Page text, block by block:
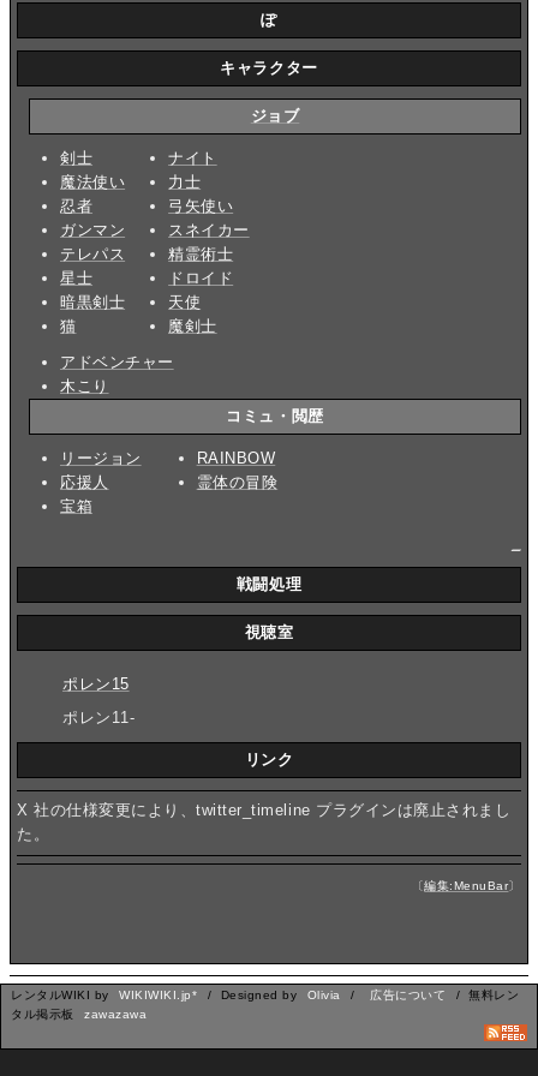
ぽ
キャラクター
ジョブ
剣士
魔法使い
忍者
ガンマン
テレパス
星士
暗黒剣士
猫
ナイト
力士
弓矢使い
スネイカー
精霊術士
ドロイド
天使
魔剣士
アドベンチャー
木こり
コミュ・閲歴
リージョン
応援人
宝箱
RAINBOW
霊体の冒険
戦闘処理
視聴室
ポレン15
ポレン11-
リンク
X 社の仕様変更により、twitter_timeline プラグインは廃止されまし
た。
〔編集:MenuBar〕
レンタルWIKI by WIKIWIKI.jp* / Designed by Olivia / 広告について
/ 無料レン
タル掲示板
zawazawa